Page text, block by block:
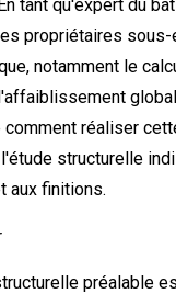
tant qu'expert du
propriétaires
notamment le
réaliser
structurelle
aux finitions.
préalable